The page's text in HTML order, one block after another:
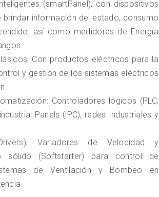
(smartPanel), con dispositivos
información del estado, consumo
así como medidores de Energía
Con productos eléctricos para la
y gestión de los sistemas eléctricos
Controladores lógicos (PLC,
Panels (iPC), redes Industriales y
Variadores de Velocidad y
sólido (Softstarter) para control de
de Ventilación y Bombeo en